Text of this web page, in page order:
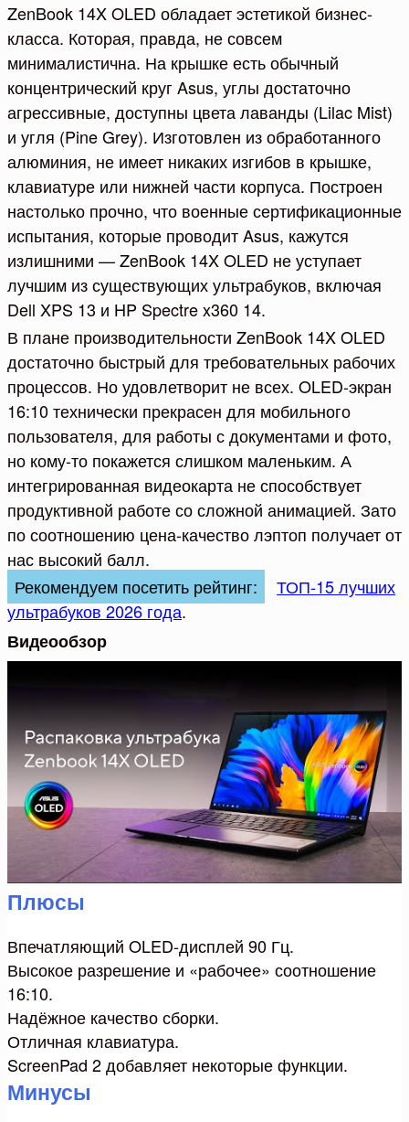
ZenBook 14X OLED обладает эстетикой бизнес-
класса. Которая, правда, не совсем
минималистична. На крышке есть обычный
концентрический круг Asus, углы достаточно
агрессивные, доступны цвета лаванды (Lilac Mist)
и угля (Pine Grey). Изготовлен из обработанного
алюминия, не имеет никаких изгибов в крышке,
клавиатуре или нижней части корпуса. Построен
настолько прочно, что военные сертификационные
испытания, которые проводит Asus, кажутся
излишними — ZenBook 14X OLED не уступает
лучшим из существующих ультрабуков, включая
Dell XPS 13 и HP Spectre x360 14.
В плане производительности ZenBook 14X OLED
достаточно быстрый для требовательных рабочих
процессов. Но удовлетворит не всех. OLED-экран
16:10 технически прекрасен для мобильного
пользователя, для работы с документами и фото,
но кому-то покажется слишком маленьким. А
интегрированная видеокарта не способствует
продуктивной работе со сложной анимацией. Зато
по соотношению цена-качество лэптоп получает от
нас высокий балл.
Рекомендуем посетить рейтинг:
ТОП-15 лучших
ультрабуков 2026 года.
Видеообзор
Плюсы
Впечатляющий OLED-дисплей 90 Гц.
Высокое разрешение и «рабочее» соотношение
16:10.
Надёжное качество сборки.
Отличная клавиатура.
ScreenPad 2 добавляет некоторые функции.
Минусы